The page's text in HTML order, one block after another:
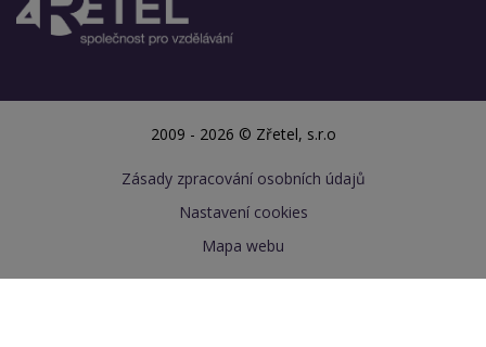
2009 - 2026 © Zřetel, s.r.o
Zásady zpracování osobních údajů
Nastavení cookies
Mapa webu